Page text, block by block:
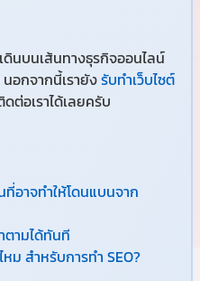
ดินบนเส้นทางธุรกิจออนไลน์
อกจากนี้เรายังรับทำเว็บไซต์
ต่อเราได้เลยครับ
อาจทำให้โดนแบนจาก
ตามได้ทันที
สำหรับการทำ SEO?